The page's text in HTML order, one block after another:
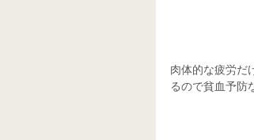
肉体的な疲労だ
るので貧血予防